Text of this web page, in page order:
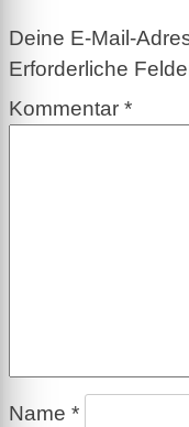
Deine E-Mail-
Erforderliche
Kommentar *
Name *